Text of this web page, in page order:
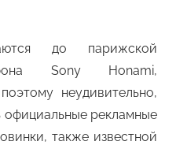
до парижской
Sony Honami,
неудивительно,
официальные рекламные
также известной